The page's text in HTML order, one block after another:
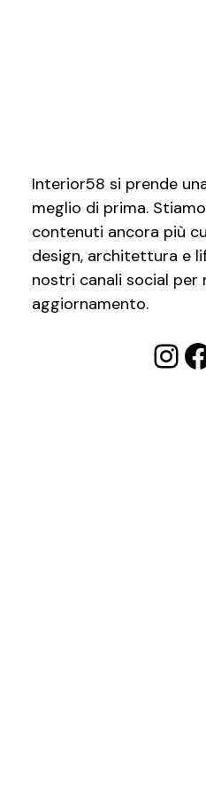
Interior58 si prende
meglio di prima.
contenuti ancora più
design, architettura e
nostri canali social per
aggiornamento.